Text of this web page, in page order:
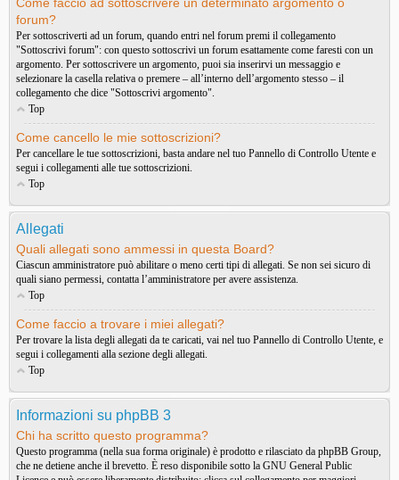
forum?
Per sottoscriverti ad un forum, quando entri nel forum premi il collegamento
"Sottoscrivi forum": con questo sottoscrivi un forum esattamente come faresti con un
argomento. Per sottoscrivere un argomento, puoi sia inserirvi un messaggio e
selezionare la casella relativa o premere – all’interno dell’argomento stesso – il
collegamento che dice "Sottoscrivi argomento".
Top
Come cancello le mie sottoscrizioni?
Per cancellare le tue sottoscrizioni, basta andare nel tuo Pannello di Controllo Utente e
segui i collegamenti alle tue sottoscrizioni.
Top
Allegati
Quali allegati sono ammessi in questa Board?
Ciascun amministratore può abilitare o meno certi tipi di allegati. Se non sei sicuro di
quali siano permessi, contatta l’amministratore per avere assistenza.
Top
Come faccio a trovare i miei allegati?
Per trovare la lista degli allegati da te caricati, vai nel tuo Pannello di Controllo Utente, e
segui i collegamenti alla sezione degli allegati.
Top
Informazioni su phpBB 3
Chi ha scritto questo programma?
Questo programma (nella sua forma originale) è prodotto e rilasciato da phpBB Group,
che ne detiene anche il brevetto. È reso disponibile sotto la GNU General Public